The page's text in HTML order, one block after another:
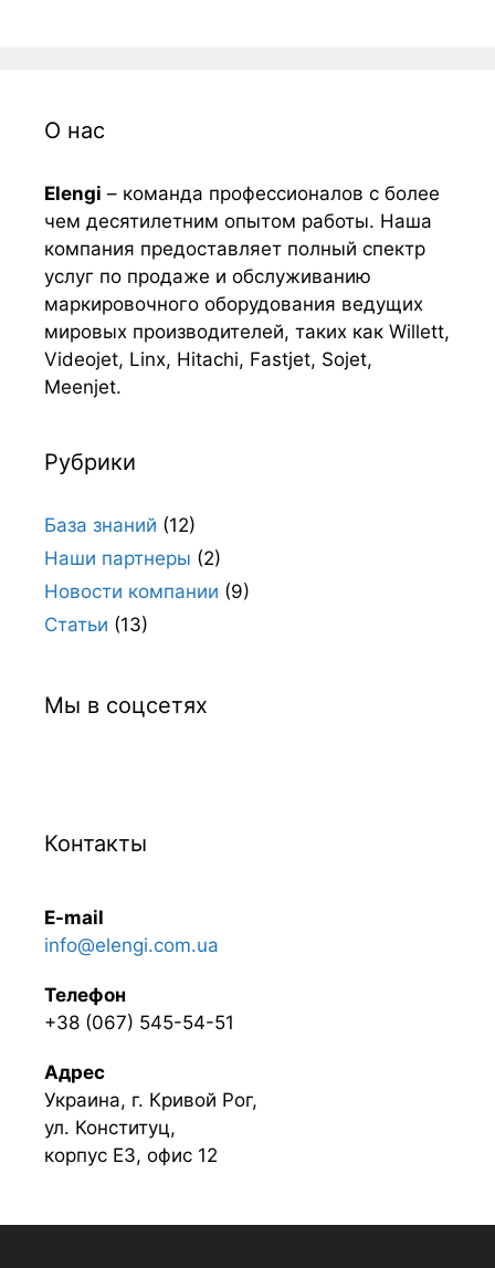
О нас
Elengi – команда профессионалов с более
чем десятилетним опытом работы. Наша
компания предоставляет полный спектр
услуг по продаже и обслуживанию
маркировочного оборудования ведущих
мировых производителей, таких как Willett,
Videojet, Linx, Hitachi, Fastjet, Sojet,
Meenjet.
Рубрики
База знаний (12)
Наши партнеры (2)
Новости компании (9)
Статьи (13)
Мы в соцсетях
Контакты
E-mail
info@elengi.com.ua
Телефон
+38 (067) 545-54-51
Адрес
Украина, г. Кривой Рог,
ул. Конституц,
корпус Е3, офис 12